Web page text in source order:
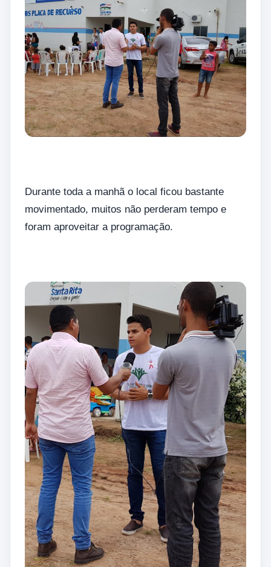
Durante toda a manhã o local ficou bastante
movimentado, muitos não perderam tempo e
foram aproveitar a programação.